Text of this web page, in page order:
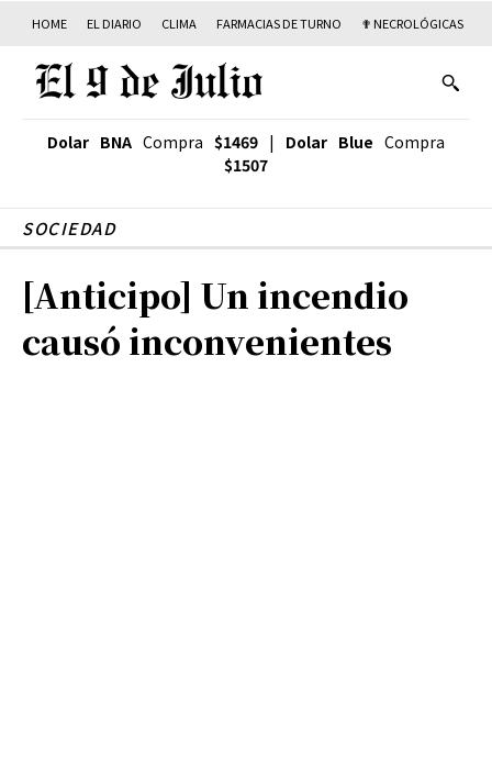
HOME EL DIARIO CLIMA FARMACIAS DE TURNO ✟ NECROLÓGICAS
Dolar BNA Compra $1469 | Dolar Blue Compra
$1507
SOCIEDAD
[Anticipo] Un incendio
causó inconvenientes